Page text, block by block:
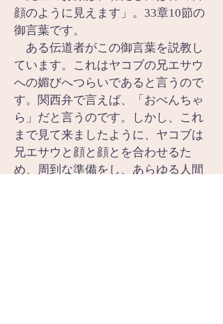
顔のように見えます」。33章10節の
御言葉です。
ある伝道者がこの御言葉を説教し
ています。これはヤコブの兄エサウ
への媚びへつらいであると言うので
す。関西弁で言えば、「おべんちゃ
ら」だと言うのです。しかし、これ
まで見て来ましたように、ヤコブは
兄エサウと顔と顔とを合わせるた
め、周到な準備をし、あらゆる人間